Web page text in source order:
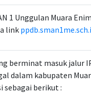
1 Unggulan Muara
link
berminat masuk jalur
dalam kabupaten
sebagai berikut :